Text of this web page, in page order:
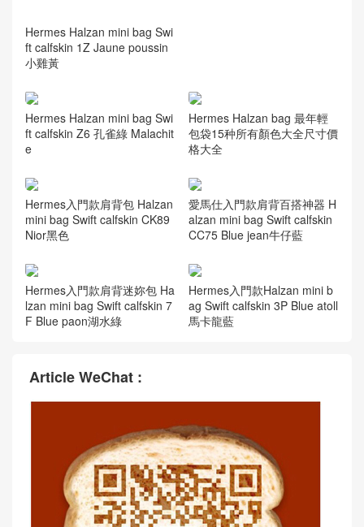
Hermes Halzan mini bag Swi
ft calfskin 1Z Jaune poussin
小雞黃
Hermes Halzan mini bag Swi
ft calfskin Z6 孔雀綠 Malachit
e
Hermes Halzan bag 最年輕
包袋15种所有顏色大全尺寸價
格大全
Hermes入門款肩背包 Halzan
mini bag Swift calfskin CK89
Nior黑色
愛馬仕入門款肩背百搭神器 H
alzan mini bag Swift calfskin
CC75 Blue jean牛仔藍
Hermes入門款肩背迷妳包 Ha
lzan mini bag Swift calfskin 7
F Blue paon湖水綠
Hermes入門款Halzan mini b
ag Swift calfskin 3P Blue atoll
馬卡龍藍
Article WeChat :